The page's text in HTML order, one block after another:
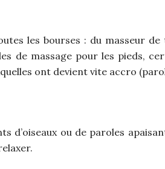
les bourses : du masseur de
de massage pour les pieds,
ont devient vite accro
d’oiseaux ou de paroles